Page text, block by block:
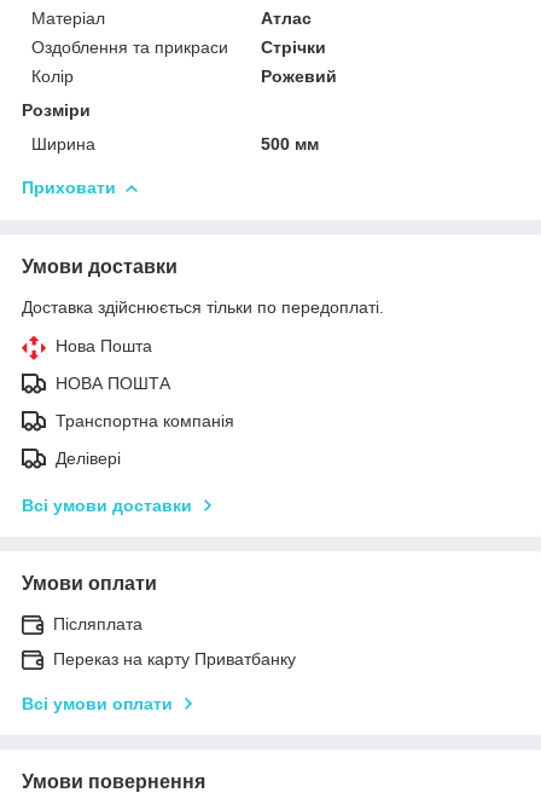
Матеріал
Атлас
Оздоблення та прикраси
Стрічки
Колір
Рожевий
Розміри
Ширина
500 мм
Приховати
Умови доставки
Доставка здійснюється тільки по передоплаті.
Нова Пошта
НОВА ПОШТА
Транспортна компанія
Делівері
Всі умови доставки
Умови оплати
Післяплата
Переказ на карту Приватбанку
Всі умови оплати
Умови повернення